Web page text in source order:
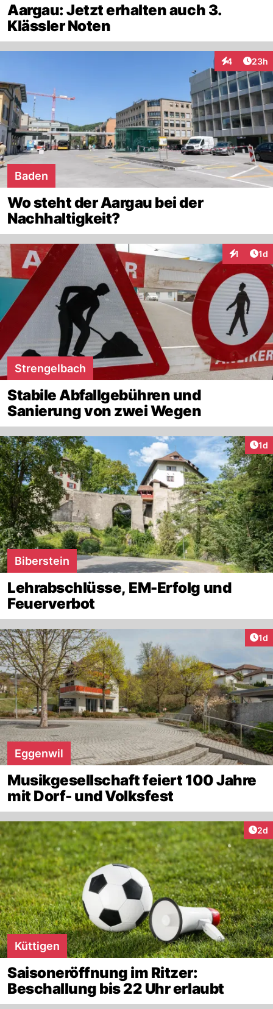
Aargau: Jetzt erhalten auch 3.
Klässler Noten
4
Interaktionen
23h
Baden
Wo steht der Aargau bei der
Nachhaltigkeit?
1 1d
Strengelbach
Stabile Abfallgebühren und
Sanierung von zwei Wegen
1d
Biberstein
Lehrabschlüsse, EM-Erfolg und
Feuerverbot
1d
Eggenwil
Musikgesellschaft feiert 100 Jahre
mit Dorf- und Volksfest
2d
Küttigen
Saisoneröffnung im Ritzer:
Beschallung bis 22 Uhr erlaubt